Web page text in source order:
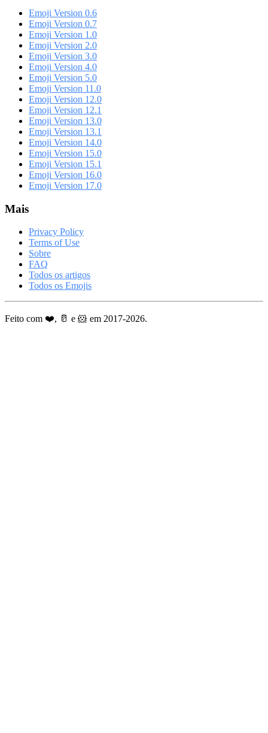
Emoji Version 0.6
Emoji Version 0.7
Emoji Version 1.0
Emoji Version 2.0
Emoji Version 3.0
Emoji Version 4.0
Emoji Version 5.0
Emoji Version 11.0
Emoji Version 12.0
Emoji Version 12.1
Emoji Version 13.0
Emoji Version 13.1
Emoji Version 14.0
Emoji Version 15.0
Emoji Version 15.1
Emoji Version 16.0
Emoji Version 17.0
Mais
Privacy Policy
Terms of Use
Sobre
FAQ
Todos os artigos
Todos os Emojis
Feito com ❤️, 🥛 e 🐹 em 2017-2026.